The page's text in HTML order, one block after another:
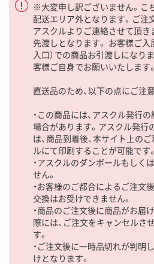
※大変申し訳ございません。こ
配送エリア外となります。ご注
アスクルよりご連絡させて頂
先渡しとなります。 お客様ご入
入口）での商品お引渡しになり
客様ご自身でお願いいたします。
直送品のため、以下の点にご注
・この商品には、アスクル発行
場合があります。アスクル発行
は、商品到着後、本サイト上の
ルにて印刷することが可能です。
・アスクルのダンボールもしく
せん。
・お客様のご都合によるご注文
交換はお受けできません。
・商品のご注文後に商品がお届
際には、ご注文をキャンセルさ
す。
・ご注文後に一時品切れが判明
けとなります。